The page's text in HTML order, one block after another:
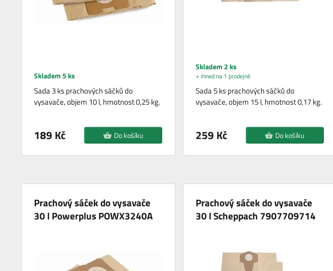
Skladem 5 ks
Sada 3 ks prachových sáčků do
vysavače, objem 10 l, hmotnost 0,25 kg.
189 Kč Do košíku
Skladem 2 ks
+ ihned na 1 prodejně
Sada 5 ks prachových sáčků do
vysavače, objem 15 l, hmotnost 0,17 kg.
259 Kč Do košíku
Prachový sáček do vysavače
30 l Powerplus POWX3240A
Prachový sáček do vysavače
30 l Scheppach 7907709714